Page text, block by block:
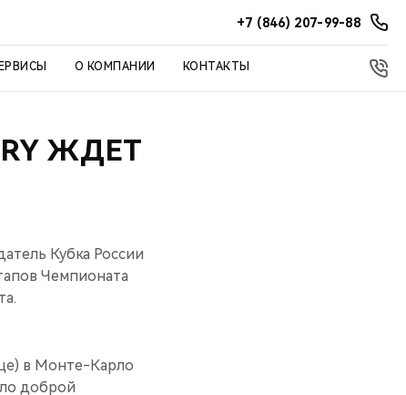
+7 (846) 207-99-88
О КОМПАНИИ КОНТАКТЫ
ЖДЕТ
Кубка России
Чемпионата
в Монте-Карло
доброй